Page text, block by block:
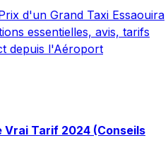
d'un Grand Taxi Essaouira
essentielles, avis, tarifs
depuis l'Aéroport
Vrai Tarif 2024 (Conseils